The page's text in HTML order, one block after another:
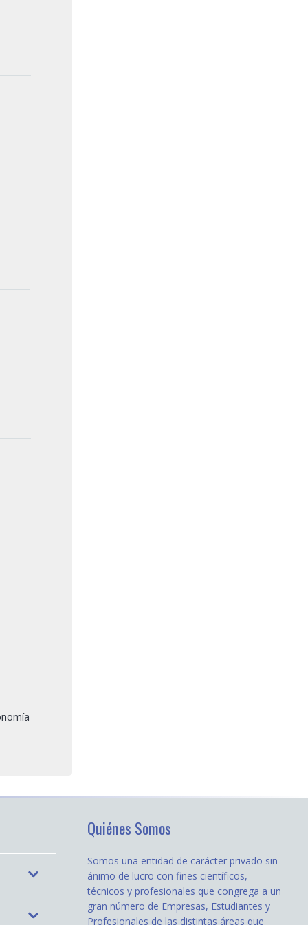
Quiénes Somos
Somos una entidad de carácter privado sin
ánimo de lucro con fines científicos,
técnicos y profesionales que congrega a un
gran número de Empresas, Estudiantes y
Profesionales de las distintas áreas que